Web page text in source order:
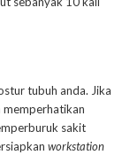
tubuh anda. Jika
memperhatikan
sakit
workstation